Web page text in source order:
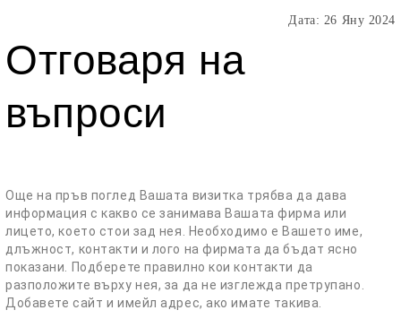
Дата: 26 Яну 2024
Отговаря на
въпроси
Още на пръв поглед Вашата визитка трябва да дава
информация с какво се занимава Вашата фирма или
лицето, което стои зад нея. Необходимо е Вашето име,
длъжност, контакти и лого на фирмата да бъдат ясно
показани. Подберете правилно кои контакти да
разположите върху нея, за да не изглежда претрупано.
Добавете сайт и имейл адрес, ако имате такива.